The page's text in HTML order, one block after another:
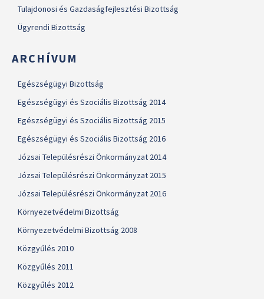
Tulajdonosi és Gazdaságfejlesztési Bizottság
Ügyrendi Bizottság
ARCHÍVUM
Egészségügyi Bizottság
Egészségügyi és Szociális Bizottság 2014
Egészségügyi és Szociális Bizottság 2015
Egészségügyi és Szociális Bizottság 2016
Józsai Településrészi Önkormányzat 2014
Józsai Településrészi Önkormányzat 2015
Józsai Településrészi Önkormányzat 2016
Környezetvédelmi Bizottság
Környezetvédelmi Bizottság 2008
Közgyűlés 2010
Közgyűlés 2011
Közgyűlés 2012